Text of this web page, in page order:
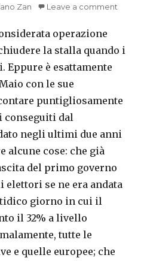
Zan Leave a comment
operazione
la stalla quando i
Eppure è esattamente
con le sue
puntigliosamente
dal
negli ultimi due anni
alcune cose: che già
del primo governo
elettori se ne era andata
giorno in cui il
il 32% a livello
tutte le
e quelle europee; che